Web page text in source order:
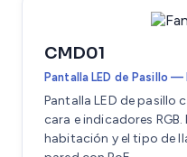
CMD01
Pantalla LED de Pasillo
Pantalla LED de pasillo
cara e indicadores
habitación y el tipo de